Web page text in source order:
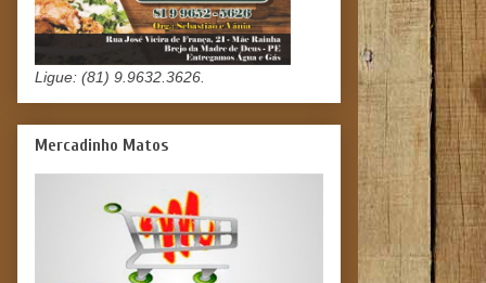
Ligue: (81) 9.9632.3626.
Mercadinho Matos